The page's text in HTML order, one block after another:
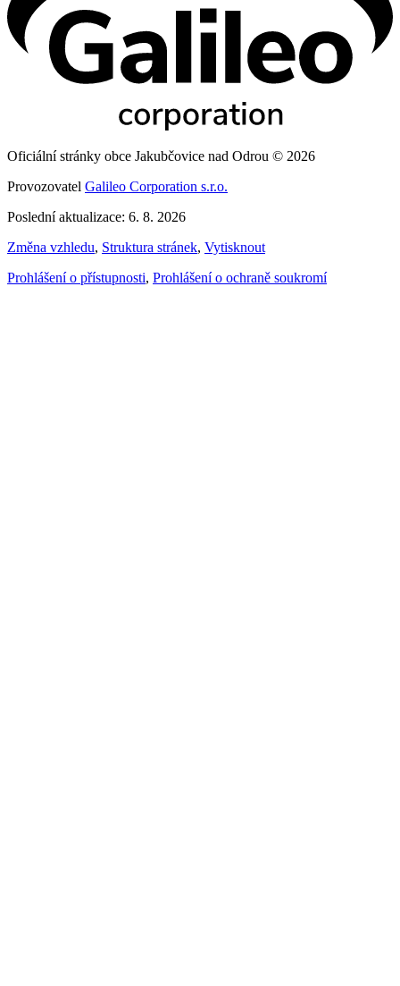
Oficiální stránky obce Jakubčovice nad Odrou © 2026
Provozovatel Galileo Corporation s.r.o.
Poslední aktualizace: 6. 8. 2026
Změna vzhledu, Struktura stránek, Vytisknout
Prohlášení o přístupnosti, Prohlášení o ochraně soukromí